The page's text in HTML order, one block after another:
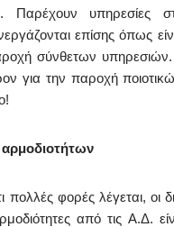
Παρέχουν υπηρεσίες
επίσης όπως
σύνθετων
για την παροχή
αρμοδιοτήτων
πολλές φορές λέγεται, οι
από τις Α.Δ.